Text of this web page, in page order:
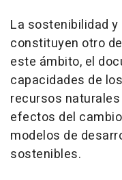
La sostenibilidad
constituyen otro
este ámbito, el
capacidades de
recursos
efectos del
modelos de
sostenibles.